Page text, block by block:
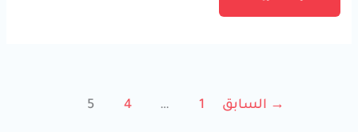
→ السابق 1
…
4
5